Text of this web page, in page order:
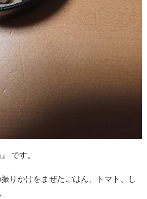
です。
りかけをまぜたごはん、トマト、し